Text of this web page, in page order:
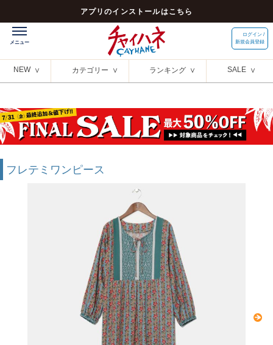
アプリのインストールはこちら
ログイン /
新規会員登録
NEW カテゴリー ランキング SALE
フレテミワンピース